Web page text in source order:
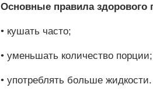
Основные правила
• кушать часто;
• уменьшать количество порции;
• употреблять больше жидкости.